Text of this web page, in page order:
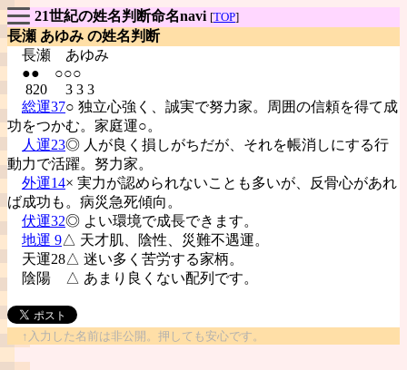
21世紀の姓名判断命名navi [TOP]
長瀬 あゆみ の姓名判断
長瀬 あゆみ
●● ○○○
820 3 3 3
総運37○ 独立心強く、誠実で努力家。周囲の信頼を得て成
功をつかむ。家庭運○。
人運23◎ 人が良く損しがちだが、それを帳消しにする行
動力で活躍。努力家。
外運14× 実力が認められないことも多いが、反骨心があれ
ば成功も。病災急死傾向。
伏運32◎ よい環境で成長できます。
地運 9△ 天才肌、陰性、災難不遇運。
天運28△ 迷い多く苦労する家柄。
陰陽
△ あまり良くない配列です。
↑入力した名前は非公開。押しても安心です。